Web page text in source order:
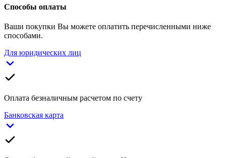
Способы оплаты
Ваши покупки Вы можете оплатить перечисленными ниже
способами.
Для юридических лиц
Оплата безналичным расчетом по счету
Банковская карта